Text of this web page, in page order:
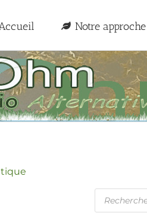
Notre approche
Recherche
de
produits